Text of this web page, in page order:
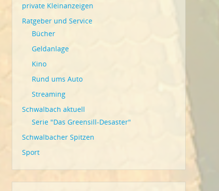
private Kleinanzeigen
Ratgeber und Service
Bücher
Geldanlage
Kino
Rund ums Auto
Streaming
Schwalbach aktuell
Serie "Das Greensill-Desaster"
Schwalbacher Spitzen
Sport